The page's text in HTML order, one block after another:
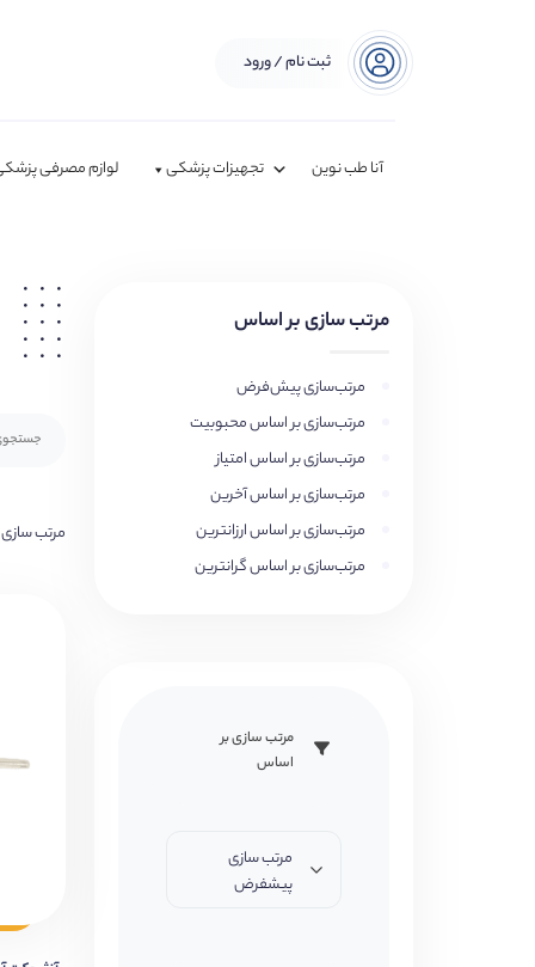
ثبت نام / ورود
آنا طب نوین تجهیزات پزشکی لوازم مصرفی
مرتب سازی بر اساس
مرتب‌سازی پیش‌فرض
مرتب‌سازی بر اساس محبوبیت
مرتب‌سازی بر اساس امتیاز
مرتب‌سازی بر اساس آخرین
مرتب‌سازی بر اساس ارزانترین
مرتب‌سازی بر اساس گرانترین
مرتب سازی بر
اساس
مرتب سازی
پیشفرض
مرتب